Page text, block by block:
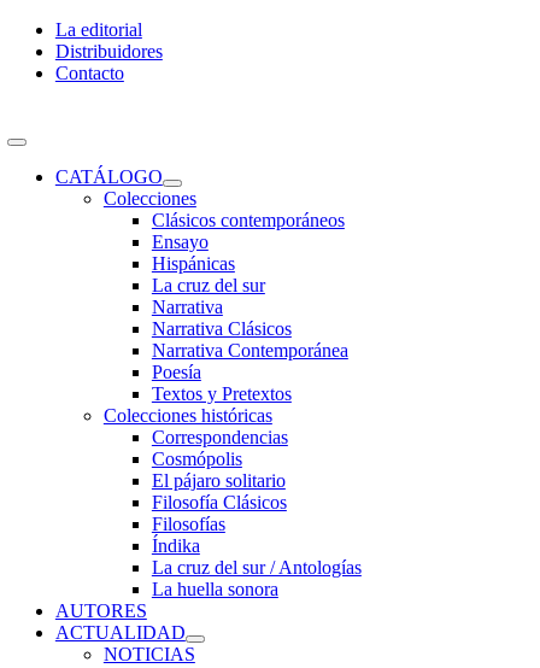
Skip
content
La editorial
Distribuidores
Contacto
Toggle
NavigationCATÁLOGO
Colecciones
Clásicos contemporáneos
Ensayo
Hispánicas
La cruz del sur
Narrativa
Narrativa Clásicos
Narrativa Contemporánea
Poesía
Textos y Pretextos
Colecciones históricas
Correspondencias
Cosmópolis
El pájaro solitario
Filosofía Clásicos
Filosofías
Índika
La cruz del sur / Antologías
La huella sonora
AUTORES
ACTUALIDAD
NOTICIAS